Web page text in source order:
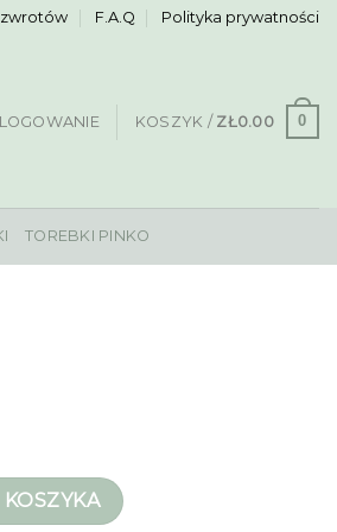
F.A.Q Polityka prywatności
LOGOWANIE KOSZYK / ZŁ0.00 0
TOREBKI PINKO